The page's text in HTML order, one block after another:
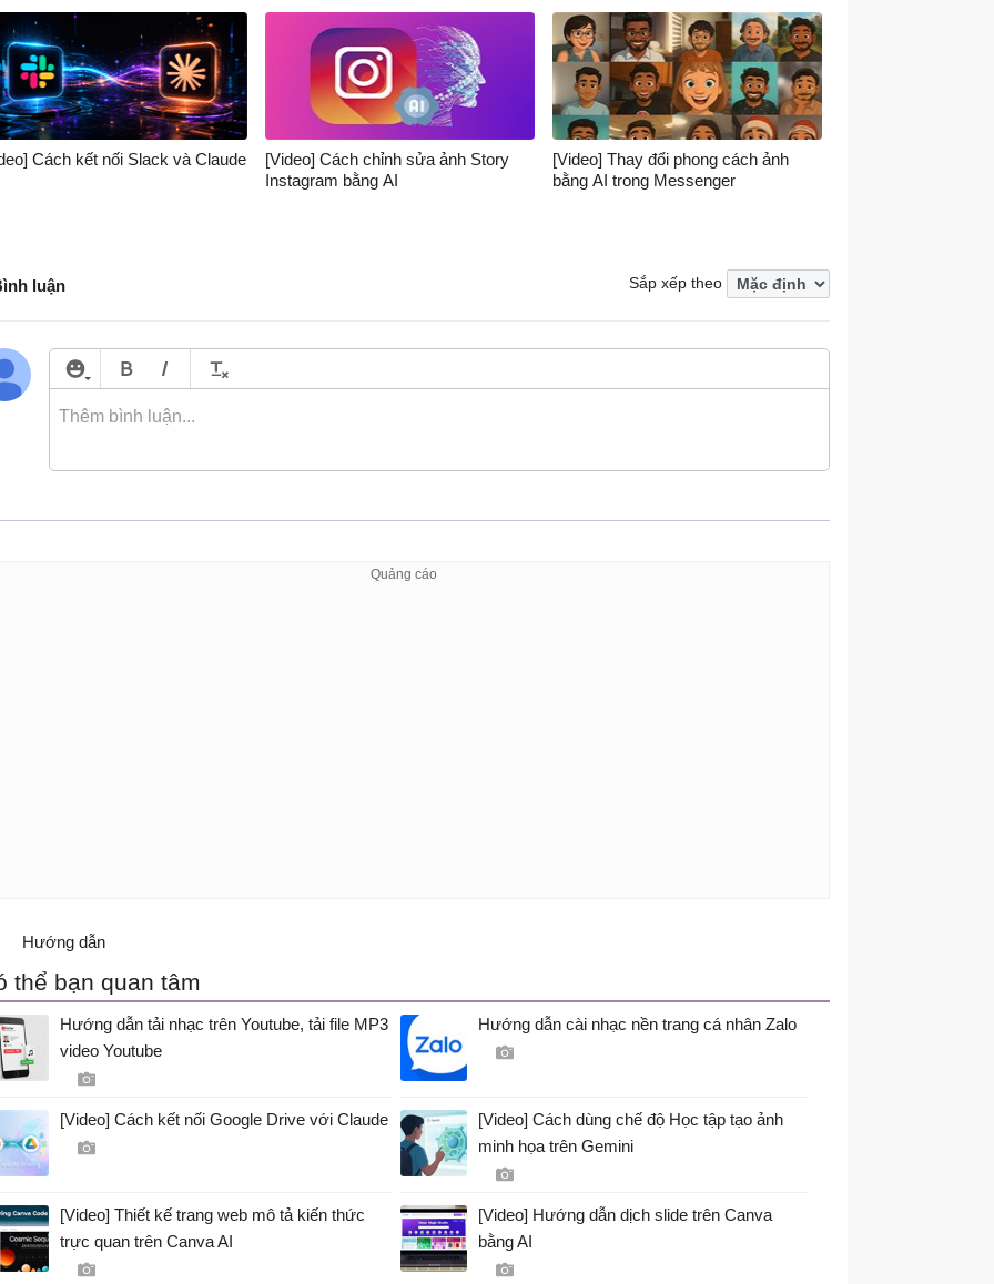
Cách kết nối Slack và Claude
[Video] Cách chỉnh sửa ảnh Story
Instagram bằng AI
[Video] Thay đổi phong cách ảnh
bằng AI trong Messenger
luận Sắp xếp theo
Hướng dẫn
thể bạn quan tâm
Hướng dẫn tải nhạc trên Youtube, tải file MP3
video Youtube
Hướng dẫn cài nhạc nền trang cá nhân Zalo
[Video] Cách kết nối Google Drive với Claude
[Video] Cách dùng chế độ Học tập tạo ảnh
minh họa trên Gemini
[Video] Thiết kế trang web mô tả kiến thức
trực quan trên Canva AI
[Video] Hướng dẫn dịch slide trên Canva
bằng AI